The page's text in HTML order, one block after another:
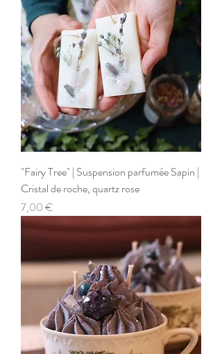
"Fairy Tree" | Suspension parfumée Sapin |
Cristal de roche, quartz rose
Prix
7,00 €